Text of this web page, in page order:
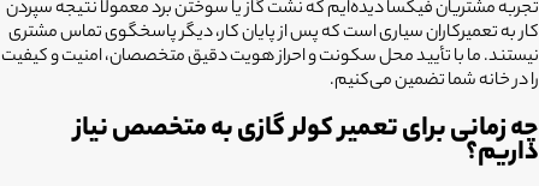
تجربه مشتریان فیکسا دیده‌ایم که نشت گاز یا سوختن برد معمولاً نتیجه سپردن
کار به تعمیرکاران سیاری است که پس از پایان کار، دیگر پاسخگوی تماس مشتری
نیستند. ما با تأیید محل سکونت و احراز هویت دقیق متخصصان، امنیت و کیفیت
را در خانه شما تضمین می‌کنیم.
چه زمانی برای تعمیر کولر گازی به متخصص نیاز
داریم؟